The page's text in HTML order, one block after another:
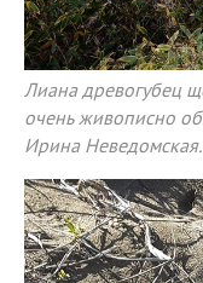
Лиана древогубец
очень живописно
Ирина Неведомская.